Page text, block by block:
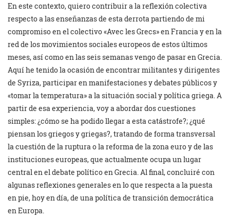
En este contexto, quiero contribuir a la reflexión colectiva
respecto a las enseñanzas de esta derrota partiendo de mi
compromiso en el colectivo «Avec les Grecs» en Francia y en la
red de los movimientos sociales europeos de estos últimos
meses, así como en las seis semanas vengo de pasar en Grecia.
Aquí he tenido la ocasión de encontrar militantes y dirigentes
de Syriza, participar en manifestaciones y debates públicos y
«tomar la temperatura» a la situación social y política griega. A
partir de esa experiencia, voy a abordar dos cuestiones
simples: ¿cómo se ha podido llegar a esta catástrofe?; ¿qué
piensan los griegos y griegas?, tratando de forma transversal
la cuestión de la ruptura o la reforma de la zona euro y de las
instituciones europeas, que actualmente ocupa un lugar
central en el debate político en Grecia. Al final, concluiré con
algunas reflexiones generales en lo que respecta a la puesta
en pie, hoy en día, de una política de transición democrática
en Europa.